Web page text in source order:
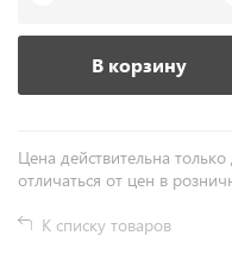
В корзину
Цена действительна
отличаться от цен в
К списку товаров